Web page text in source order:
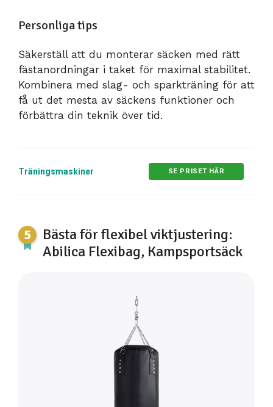
Personliga tips
Säkerställ att du monterar säcken med rätt
fästanordningar i taket för maximal stabilitet.
Kombinera med slag- och sparkträning för att
få ut det mesta av säckens funktioner och
förbättra din teknik över tid.
Träningsmaskiner SE PRISET HÄR
Bästa för flexibel viktjustering:
Abilica Flexibag, Kampsportsäck